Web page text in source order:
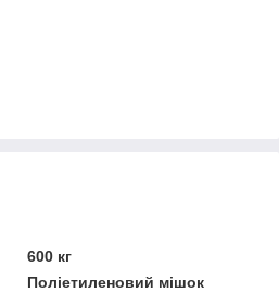
600 кг
Поліетиленовий мішок